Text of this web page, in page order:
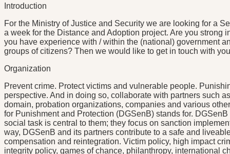
Introduction
For the Ministry of Justice and Security we are looking for a
a week for the Distance and Adoption project. Are you strong
you have experience with / within the (national) government
groups of citizens? Then we would like to get in touch with
Organization
Prevent crime. Protect victims and vulnerable people.
perspective. And in doing so, collaborate with partners such
domain, probation organizations, companies and various
for Punishment and Protection (DGSenB) stands for.
social task is central to them; they focus on sanction
way, DGSenB and its partners contribute to a safe and
compensation and reintegration. Victim policy, high impact
integrity policy, games of chance, philanthropy, international